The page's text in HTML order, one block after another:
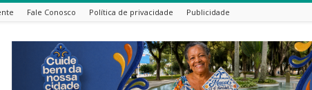
Fale Conosco Política de privacidade Publicidade